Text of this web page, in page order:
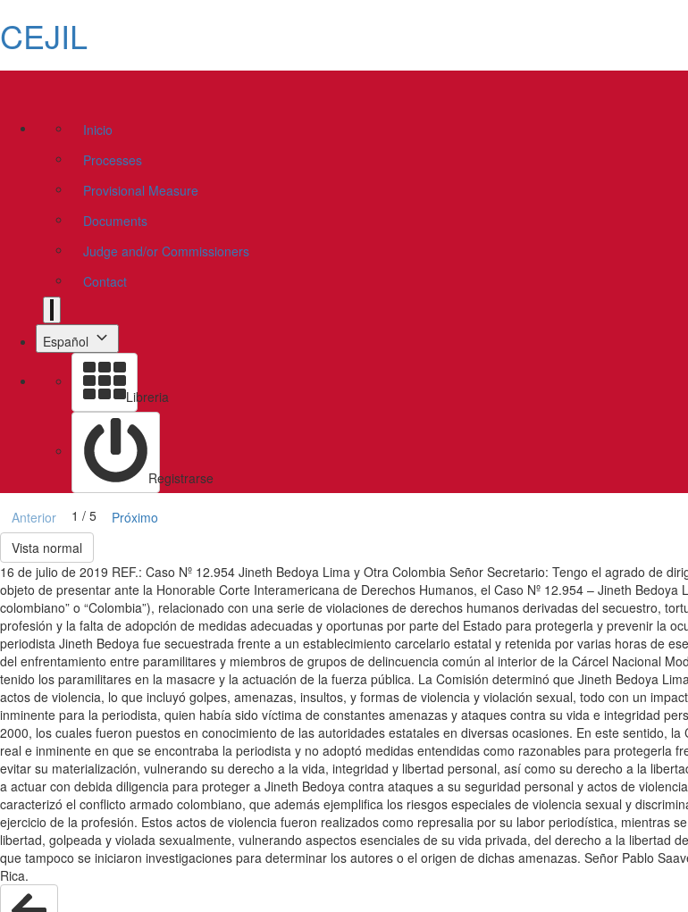
CEJIL
Inicio
Processes
Provisional Measure
Documents
Judge and/or Commissioners
Contact
Español
Libreria
Registrarse
Anterior 1 / 5
Próximo
Vista normal
16 de julio de 2019 REF.: Caso Nº 12.954 Jineth Bedoya Lima y Otra Colombia Señor Secretario: Tengo el agrado de
objeto de presentar ante la Honorable Corte Interamericana de Derechos Humanos, el Caso Nº 12.954 – Jineth
colombiano” o “Colombia”), relacionado con una serie de violaciones de derechos humanos derivadas del secuestro,
profesión y la falta de adopción de medidas adecuadas y oportunas por parte del Estado para protegerla y prevenir la
periodista Jineth Bedoya fue secuestrada frente a un establecimiento carcelario estatal y retenida por varias horas de
del enfrentamiento entre paramilitares y miembros de grupos de delincuencia común al interior de la Cárcel Nacional
tenido los paramilitares en la masacre y la actuación de la fuerza pública. La Comisión determinó que Jineth Bedoya
actos de violencia, lo que incluyó golpes, amenazas, insultos, y formas de violencia y violación sexual, todo con un
inminente para la periodista, quien había sido víctima de constantes amenazas y ataques contra su vida e integridad
2000, los cuales fueron puestos en conocimiento de las autoridades estatales en diversas ocasiones. En este sentido,
real e inminente en que se encontraba la periodista y no adoptó medidas entendidas como razonables para protegerla
evitar su materialización, vulnerando su derecho a la vida, integridad y libertad personal, así como su derecho a la
a actuar con debida diligencia para proteger a Jineth Bedoya contra ataques a su seguridad personal y actos de
caracterizó el conflicto armado colombiano, que además ejemplifica los riesgos especiales de violencia sexual y
ejercicio de la profesión. Estos actos de violencia fueron realizados como represalia por su labor periodística, mientras
libertad, golpeada y violada sexualmente, vulnerando aspectos esenciales de su vida privada, del derecho a la libertad
que tampoco se iniciaron investigaciones para determinar los autores o el origen de dichas amenazas. Señor Pablo
Rica.